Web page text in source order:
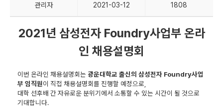
관리자 2021-03-12 1808
2021년 삼성전자 Foundry사업부 온라
인 채용설명회
이번 온라인 채용설명회는 광운대학교 출신의 삼성전자 Foundry사업
부 임직원이 직접 채용설명회를 진행할 예정으로,
대학 선후배 간 자유로운 분위기에서 소통할 수 있는 시간이 될 것으로
기대합니다.